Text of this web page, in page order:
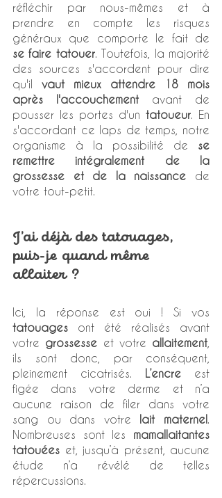
réfléchir par nous-mêmes et à
prendre en compte les risques
se faire tatouer. Toutefois, la majorité
des sources s'accordent pour dire
qu'il vaut mieux attendre 18 mois
après l'accouchement avant de
pousser les portes d'un tatoueur. En
s'accordant ce laps de temps, notre
organisme à la possibilité de se
remettre intégralement de la
grossesse et de la naissance de
votre tout-petit.
J’ai déjà des tatouages,
puis-je quand même
allaiter ?
tatouages ont été réalisés avant
votre grossesse et votre allaitement
ils sont donc, par conséquent,
pleinement cicatrisés.
L’encre est
figée dans votre derme et n’a
aucune raison de filer dans votre
sang ou dans votre
lait maternel .
Nombreuses sont les mamallaitantes
tatouées et, jusqu’à présent, aucune
étude n’a révélé de telles
répercussions.